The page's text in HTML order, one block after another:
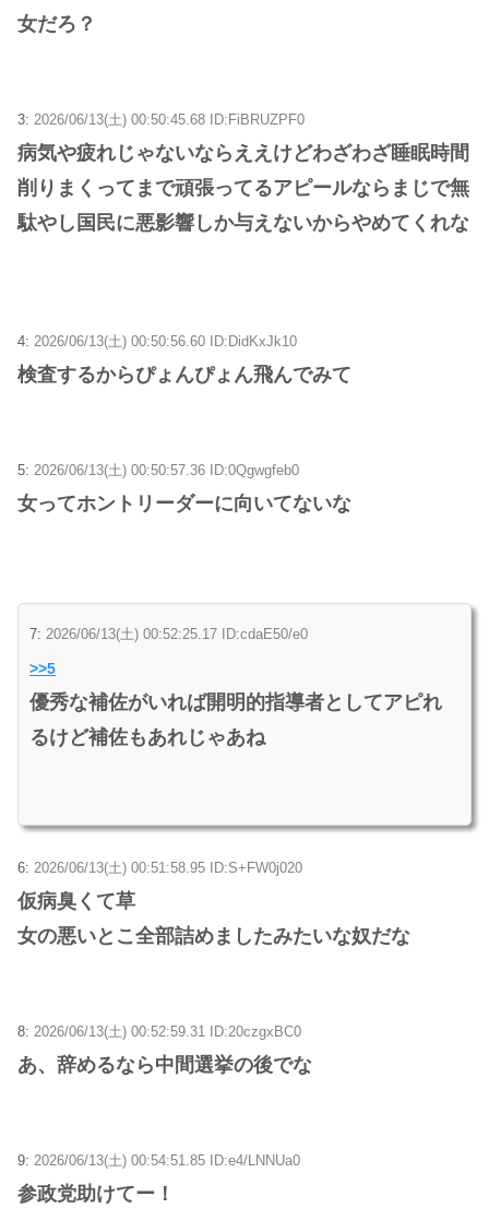
女だろ？
3: 2026/06/13(土) 00:50:45.68 ID:FiBRUZPF0
病気や疲れじゃないならええけどわざわざ睡眠時間
削りまくってまで頑張ってるアピールならまじで無
駄やし国民に悪影響しか与えないからやめてくれな
4: 2026/06/13(土) 00:50:56.60 ID:DidKxJk10
検査するからぴょんぴょん飛んでみて
5: 2026/06/13(土) 00:50:57.36 ID:0Qgwgfeb0
女ってホントリーダーに向いてないな
7: 2026/06/13(土) 00:52:25.17 ID:cdaE50/e0
>>5
優秀な補佐がいれば開明的指導者としてアピれ
るけど補佐もあれじゃあね
6: 2026/06/13(土) 00:51:58.95 ID:S+FW0j020
仮病臭くて草
女の悪いとこ全部詰めましたみたいな奴だな
8: 2026/06/13(土) 00:52:59.31 ID:20czgxBC0
あ、辞めるなら中間選挙の後でな
9: 2026/06/13(土) 00:54:51.85 ID:e4/LNNUa0
参政党助けてー！